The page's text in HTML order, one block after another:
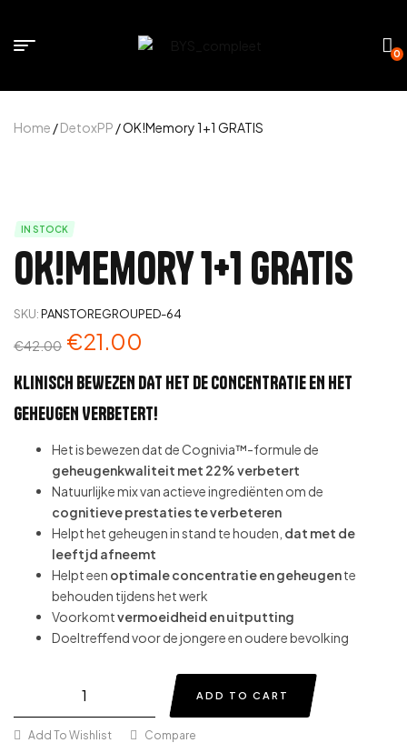
0
Home /DetoxPP / OK!Memory 1+1 GRATIS
IN STOCK
OK!Memory 1+1 GRATIS
SKU:PANSTOREGROUPED-64
€42.00 €21.00
KLINISCH BEWEZEN DAT HET DE CONCENTRATIE EN HET
GEHEUGEN VERBETERT!
Het is bewezen dat de Cognivia™-formule de
geheugenkwaliteit met 22% verbetert
Natuurlijke mix van actieve ingrediënten om de
cognitieve prestatieste verbeteren
Helpt het geheugen in stand te houden, dat met de
leeftjd afneemt
Helpt een optimale concentratie en geheugente
behouden tijdens het werk
Voorkomtvermoeidheid en uitputting
Doeltreffend voor de jongere en oudere bevolking
ADD TO CART
Add To Wishlist Compare